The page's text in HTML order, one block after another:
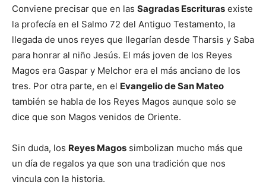
Conviene precisar que en las Sagradas Escrituras existe
la profecía en el Salmo 72 del Antiguo Testamento, la
llegada de unos reyes que llegarían desde Tharsis y Saba
para honrar al niño Jesús. El más joven de los Reyes
Magos era Gaspar y Melchor era el más anciano de los
tres. Por otra parte, en el Evangelio de San Mateo
también se habla de los Reyes Magos aunque solo se
dice que son Magos venidos de Oriente.
Sin duda, los Reyes Magos simbolizan mucho más que
un día de regalos ya que son una tradición que nos
vincula con la historia.